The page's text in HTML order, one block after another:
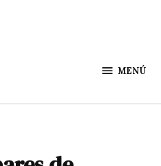
MENÚ